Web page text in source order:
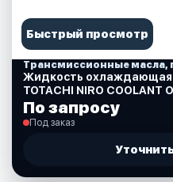
Быстрый просмотр
Жидкость
TOTACHI NIRO COOLANT
(47305)
По запросу
Под заказ